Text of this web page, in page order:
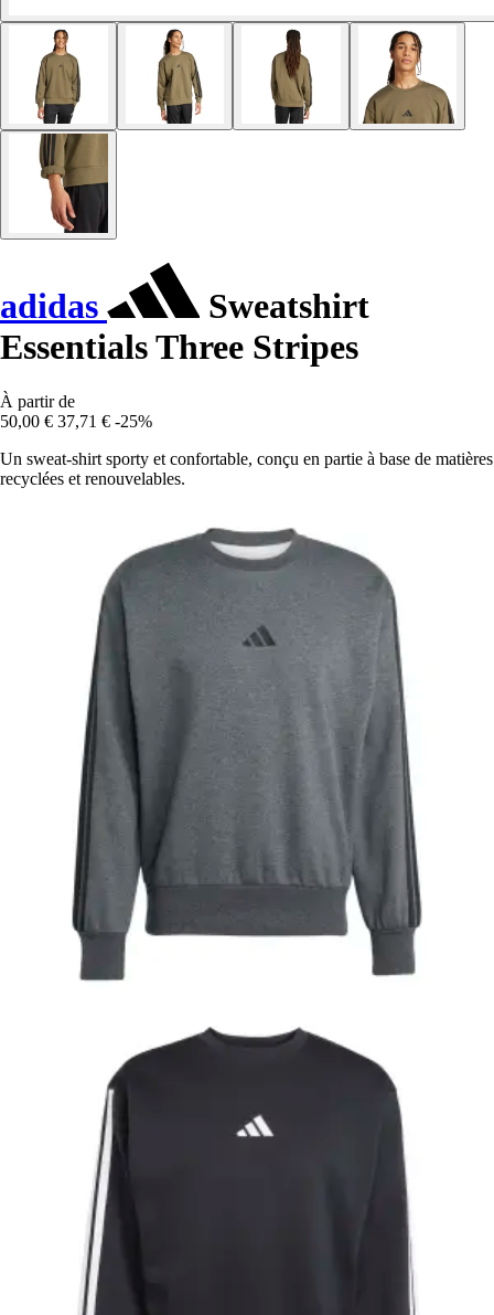
adidas
Sweatshirt
Essentials Three Stripes
À partir de
50,00 € 37,71 € -25%
Un sweat-shirt sporty et confortable, conçu en partie à base de matières
recyclées et renouvelables.